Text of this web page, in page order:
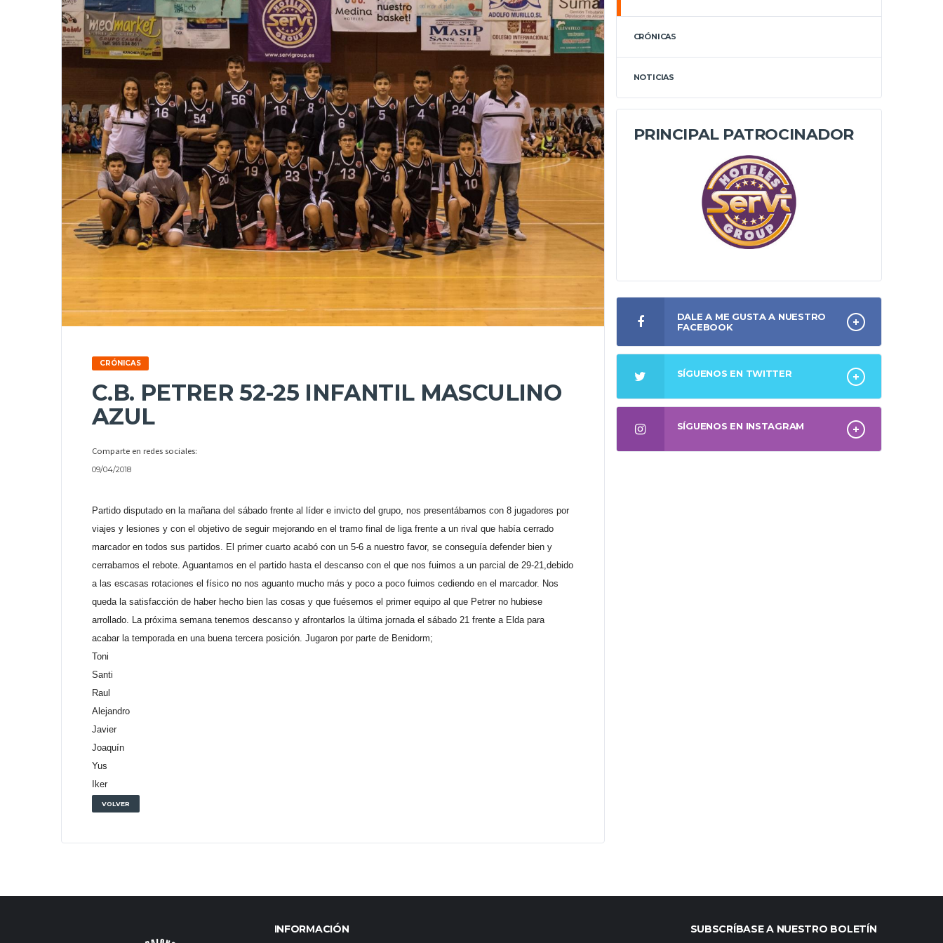
CRÓNICAS
C.B. PETRER 52-25 INFANTIL MASCULINO
AZUL
Comparte en redes sociales:
09/04/2018
Partido disputado en la mañana del sábado frente al líder e invicto del grupo, nos presentábamos con 8 jugadores por
viajes y lesiones y con el objetivo de seguir mejorando en el tramo final de liga frente a un rival que había cerrado
marcador en todos sus partidos. El primer cuarto acabó con un 5-6 a nuestro favor, se conseguía defender bien y
cerrabamos el rebote. Aguantamos en el partido hasta el descanso con el que nos fuimos a un parcial de 29-21,debido
a las escasas rotaciones el físico no nos aguanto mucho más y poco a poco fuimos cediendo en el marcador. Nos
queda la satisfacción de haber hecho bien las cosas y que fuésemos el primer equipo al que Petrer no hubiese
arrollado. La próxima semana tenemos descanso y afrontarlos la última jornada el sábado 21 frente a Elda para
acabar la temporada en una buena tercera posición. Jugaron por parte de Benidorm;
Toni
Santi
Raul
Alejandro
Javier
Joaquín
Yus
Iker
VOLVER
CRÓNICAS
NOTICIAS
PRINCIPAL PATROCINADOR
DALE A ME GUSTA A NUESTRO
FACEBOOK
SÍGUENOS EN TWITTER
SÍGUENOS EN INSTAGRAM
INFORMACIÓN SUBSCRÍBASE A NUESTRO BOLETÍN